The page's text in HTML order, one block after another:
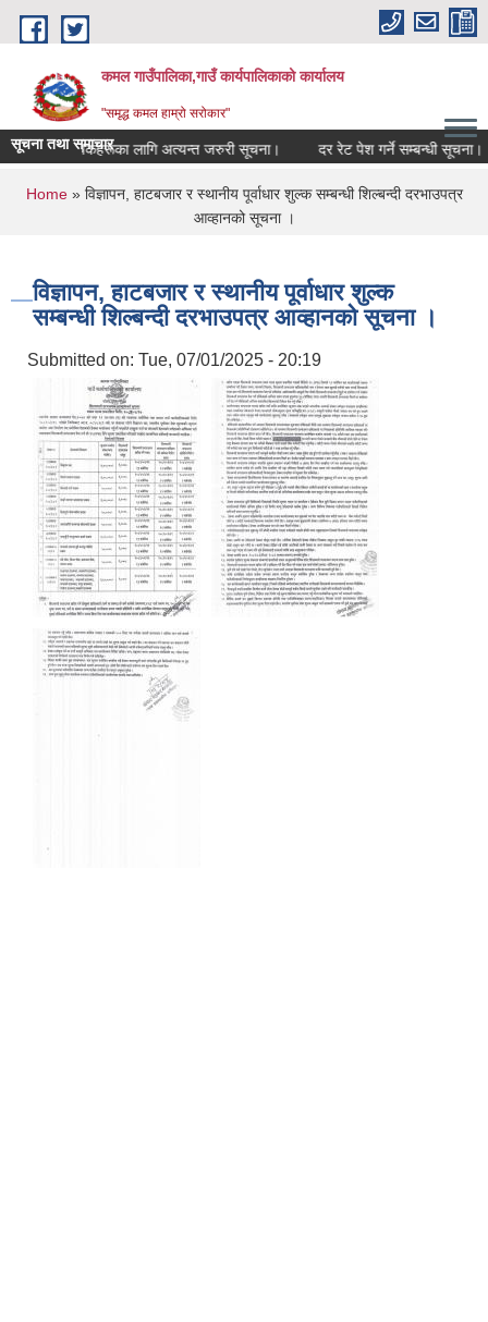
Skip to main content
कमल गाउँपालिका,गाउँ कार्यपालिकाको कार्यालय
"समृद्ध कमल हाम्रो सरोकार"
सूचना तथा समाचार
सम्बन्धी कृषकहरूका लागि अत्यन्त जरुरी सूचना। दर रेट पेश गर्ने सम्बन्धी सूचना।
You are here
Home» विज्ञापन, हाटबजार र स्थानीय पूर्वाधार शुल्क सम्बन्धी शिल्बन्दी दरभाउपत्र
आव्हानको सूचना ।
विज्ञापन, हाटबजार र स्थानीय पूर्वाधार शुल्क
सम्बन्धी शिल्बन्दी दरभाउपत्र आव्हानको सूचना ।
Submitted on: Tue, 07/01/2025 - 20:19